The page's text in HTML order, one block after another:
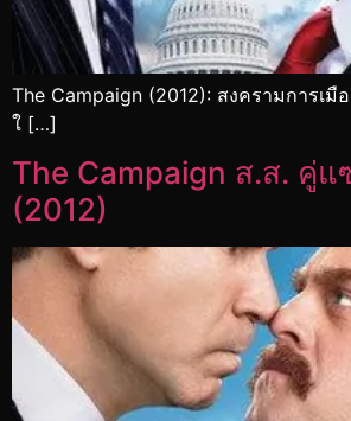
The Campaign (2012): สงครามการเ
ใ […]
The Campaign ส.ส. คู่แ
(2012)